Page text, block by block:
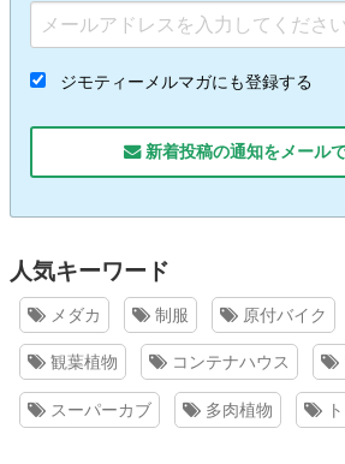
ジモティーメルマガにも登録する
新着投稿の通知をメール
人気キーワード
メダカ 制服 原付バイク
観葉植物 コンテナハウス
スーパーカブ 多肉植物